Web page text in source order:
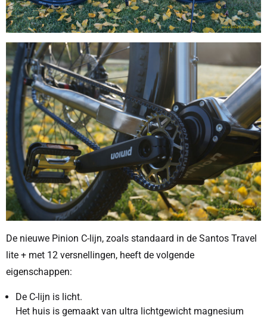
De nieuwe Pinion C-lijn, zoals standaard in de Santos Travel
lite + met 12 versnellingen, heeft de volgende
eigenschappen:
De C-lijn is licht.
Het huis is gemaakt van ultra lichtgewicht magnesium